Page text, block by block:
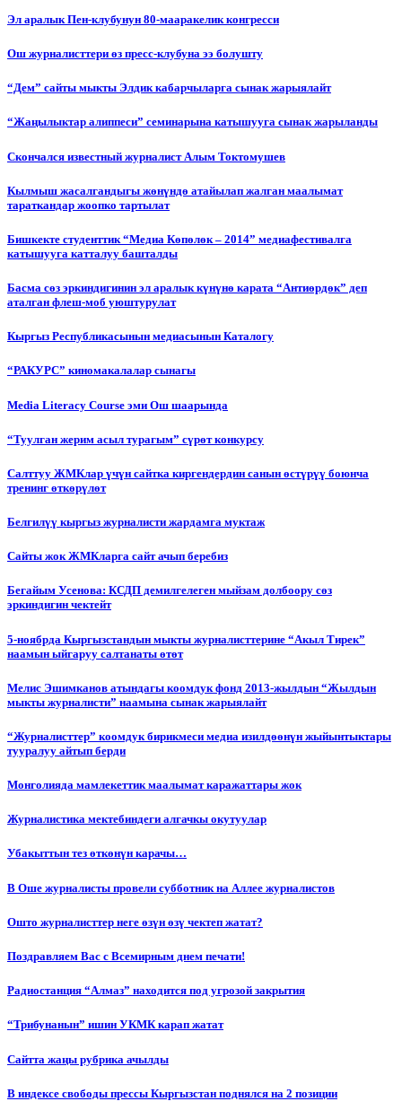
Эл аралык Пен-клубунун 80-мааракелик конгресси
Ош журналисттери өз пресс-клубуна ээ болушту
“Дем” сайты мыкты Элдик кабарчыларга сынак жарыялайт
“Жаңылыктар алиппеси” семинарына катышууга сынак жарыланды
Cкончался известный журналист Алым Токтомушев
Кылмыш жасалгандыгы жөнүндө атайылап жалган маалымат
тараткандар жоопко тартылат
Бишкекте студенттик “Медиа Көпөлөк – 2014” медиафестивалга
катышууга катталуу башталды
Басма сөз эркиндигинин эл аралык күнүнө карата “Антиөрдөк” деп
аталган флеш-моб уюштурулат
Кыргыз Республикасынын медиасынын Каталогу
“РАКУРС” киномакалалар сынагы
Media Literacy Сourse эми Ош шаарында
“Туулган жерим асыл турагым” сүрөт конкурсу
Салттуу ЖМКлар үчүн сайтка киргендердин санын өстүрүү боюнча
тренинг өткөрүлөт
Белгилүү кыргыз журналисти жардамга муктаж
Сайты жок ЖМКларга сайт ачып беребиз
Бегайым Усенова: КСДП демилгелеген мыйзам долбоору сөз
эркиндигин чектейт
5-ноябрда Кыргызстандын мыкты журналисттерине “Акыл Тирек”
наамын ыйгаруу салтанаты өтөт
Мелис Эшимканов атындагы коомдук фонд 2013-жылдын “Жылдын
мыкты журналисти” наамына сынак жарыялайт
“Журналисттер” коомдук бирикмеси медиа изилдөөнүн жыйынтыктары
тууралуу айтып берди
Монголияда мамлекеттик маалымат каражаттары жок
Журналистика мектебиндеги алгачкы окутуулар
Убакыттын тез өткөнүн карачы…
В Оше журналисты провели субботник на Аллее журналистов
Ошто журналисттер неге өзүн өзү чектеп жатат?
Поздравляем Вас с Всемирным днем печати!
Радиостанция “Алмаз” находится под угрозой закрытия
“Трибунанын” ишин УКМК карап жатат
Сайтта жаңы рубрика ачылды
В индексе свободы прессы Кыргызстан поднялся на 2 позиции